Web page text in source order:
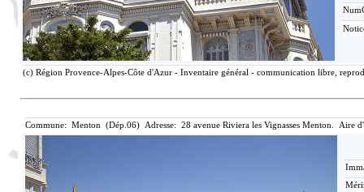
(c) Région Provence-Alpes-Côte d'Azur - Inventaire général - communication libre,
Commune: Menton (Dép.06) Adresse: 28 avenue Riviera les Vignasses Menton. Aire